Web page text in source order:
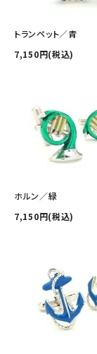
お問い合わせ
トランペット／青
7,150円(税込)
ホルン／緑
7,150円(税込)